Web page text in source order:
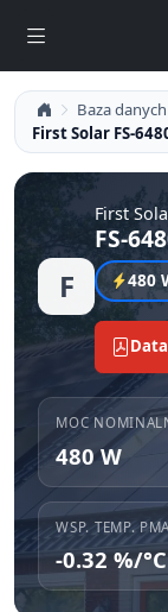
Baza
First Solar FS-
F
First
FS-
480
MOC
480 W
WSP. TEMP.
-0.32 %/°C